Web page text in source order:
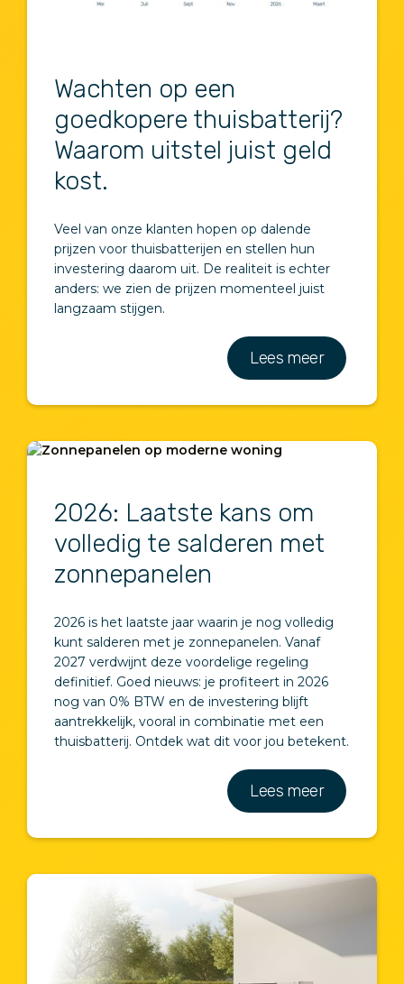
Wachten op een
goedkopere thuisbatterij?
Waarom uitstel juist geld
kost.
Veel van onze klanten hopen op dalende
prijzen voor thuisbatterijen en stellen hun
investering daarom uit. De realiteit is echter
anders: we zien de prijzen momenteel juist
langzaam stijgen.
Lees meer
2026: Laatste kans om
volledig te salderen met
zonnepanelen
2026 is het laatste jaar waarin je nog volledig
kunt salderen met je zonnepanelen. Vanaf
2027 verdwijnt deze voordelige regeling
definitief. Goed nieuws: je profiteert in 2026
nog van 0% BTW en de investering blijft
aantrekkelijk, vooral in combinatie met een
thuisbatterij. Ontdek wat dit voor jou betekent.
Lees meer